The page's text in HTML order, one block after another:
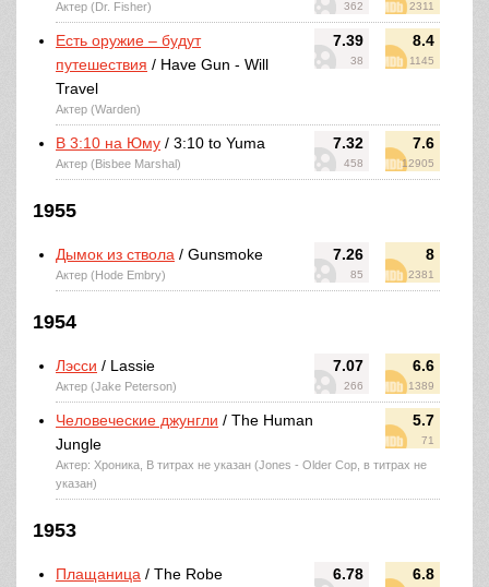
362 2311
Актер (Dr. Fisher)
7.39
38
8.4
1145
Есть оружие – будут
путешествия / Have Gun - Will
Travel
Актер (Warden)
7.32
458
7.6
12905
В 3:10 на Юму / 3:10 to Yuma
Актер (Bisbee Marshal)
1955
7.26
85
8
2381
Дымок из ствола / Gunsmoke
Актер (Hode Embry)
1954
7.07
266
6.6
1389
Лэсси / Lassie
Актер (Jake Peterson)
5.7
71
Человеческие джунгли / The Human
Jungle
Актер: Хроника, В титрах не указан (Jones - Older Cop, в титрах не
указан)
1953
6.78 6.8
Плащаница / The Robe